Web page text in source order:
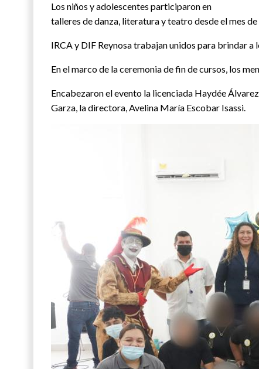
Los niños y adolescentes participaron en
talleres de danza, literatura y teatro desde el mes
IRCA y DIF Reynosa trabajan unidos para brindar
En el marco de la ceremonia de fin de cursos, los
Encabezaron el evento la licenciada Haydée
Garza, la directora, Avelina María Escobar Isassi.